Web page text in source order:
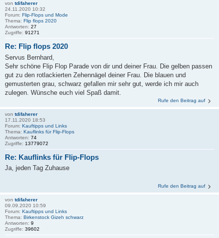
von tdifaherer
24.11.2020 10:32
Forum: Flip-Flops und Mode
Thema: Flip flops 2020
Antworten: 27
Zugriffe: 91271
Re: Flip flops 2020
Servus Bernhard,
Sehr schöne Flip Flop Parade von dir und deiner Frau. Die gelben passen
gut zu den rotlackierten Zehennägel deiner Frau. Die blauen und
gemusterten grau, schwarz gefallen mir sehr gut, werde ich mir auch
zulegen. Wünsche euch viel Spaß damit.
Rufe den Beitrag auf
von tdifaherer
17.11.2020 18:53
Forum: Kauftipps und Links
Thema: Kauflinks für Flip-Flops
Antworten: 74
Zugriffe: 13779072
Re: Kauflinks für Flip-Flops
Ja, jeden Tag Zuhause
Rufe den Beitrag auf
von tdifaherer
09.09.2020 10:59
Forum: Kauftipps und Links
Thema: Birkenstock Gizeh schwarz
Antworten: 9
Zugriffe: 39602